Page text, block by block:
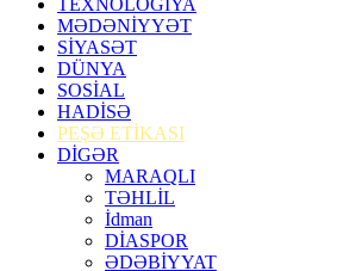
TEXNOLOGİYA
MƏDƏNİYYƏT
SİYASƏT
DÜNYA
SOSİAL
HADİSƏ
PEŞƏ ETİKASI
DİGƏR
MARAQLI
TƏHLİL
İdman
DİASPOR
ƏDƏBİYYAT